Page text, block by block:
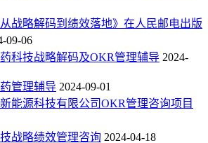
战略解码到绩效落地》在人民邮电出版
09-06
科技战略解码及OKR管理辅导 2024-
管理辅导 2024-09-01
能源科技有限公司OKR管理咨询项目
战略绩效管理咨询 2024-04-18